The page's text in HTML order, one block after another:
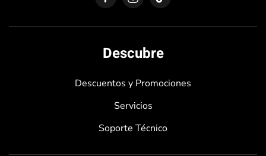
Descubre
Descuentos y Promociones
Servicios
Soporte Técnico